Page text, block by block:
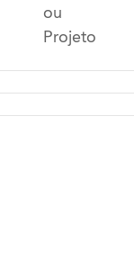
ou
Projeto